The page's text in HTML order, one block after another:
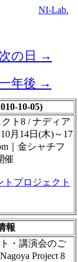
NI-Lab.
次の日 →
一年後 →
10-05)
ト8 / ナディア
月14日(木)～17
｜金シャチフ
催
トプロジェクト
報
・講演会のご
Project 8